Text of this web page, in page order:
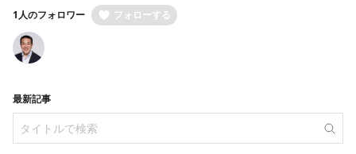
ップ支援
1人のフォロワー フォローする
最新記事